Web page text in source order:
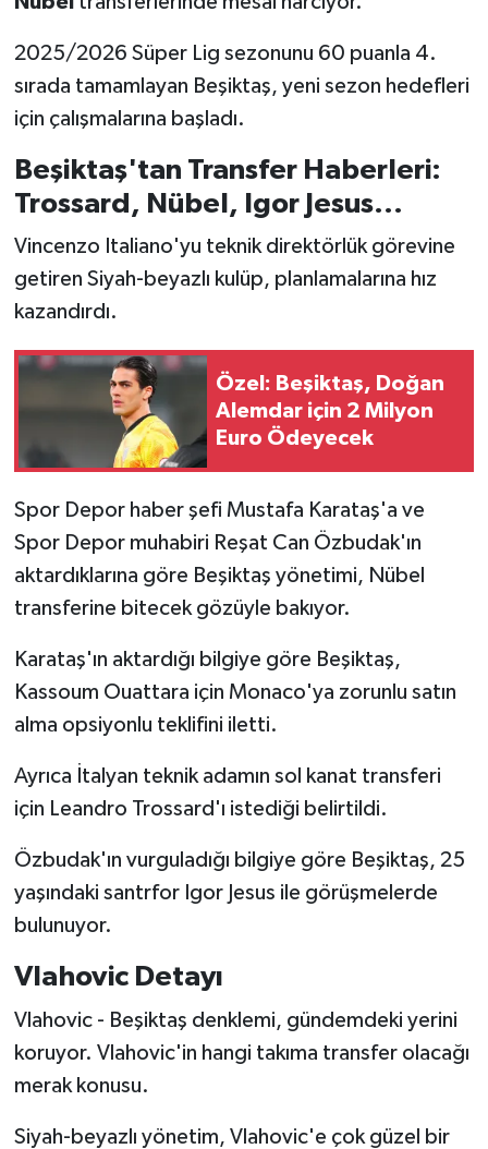
2025/2026 Süper Lig sezonunu 60 puanla 4.
sırada tamamlayan Beşiktaş, yeni sezon hedefleri
için çalışmalarına başladı.
Beşiktaş'tan Transfer Haberleri:
Trossard, Nübel, Igor Jesus...
Vincenzo Italiano'yu teknik direktörlük görevine
getiren Siyah-beyazlı kulüp, planlamalarına hız
kazandırdı.
Özel: Beşiktaş, Doğan
Alemdar için 2 Milyon
Euro Ödeyecek
Spor Depor haber şefi Mustafa Karataş'a ve
Spor Depor muhabiri Reşat Can Özbudak'ın
aktardıklarına göre Beşiktaş yönetimi, Nübel
transferine bitecek gözüyle bakıyor.
Karataş'ın aktardığı bilgiye göre Beşiktaş,
Kassoum Ouattara için Monaco'ya zorunlu satın
alma opsiyonlu teklifini iletti.
Ayrıca İtalyan teknik adamın sol kanat transferi
için Leandro Trossard'ı istediği belirtildi.
Özbudak'ın vurguladığı bilgiye göre Beşiktaş, 25
yaşındaki santrfor Igor Jesus ile görüşmelerde
bulunuyor.
Vlahovic Detayı
Vlahovic - Beşiktaş denklemi, gündemdeki yerini
koruyor. Vlahovic'in hangi takıma transfer olacağı
merak konusu.
Siyah-beyazlı yönetim, Vlahovic'e çok güzel bir
Türkiye Basketbol Ligi
Kadınlar Basketbol Ligi
Diğer Basketbol Ligleri
Formula 1
Atletizm
At Yarışı
Bisiklet
Güreş
Halter
Motor Sporları
Su Sporları
Diğer Spor Dalları